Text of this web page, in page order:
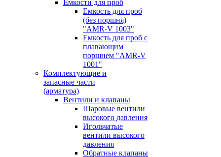
Емкости для проб
Емкость для проб
(без поршня)
"AMR-V 1003"
Емкость для проб с
плавающим
поршнем "AMR-V
1001"
Комплектующие и
запасные части
(арматура)
Вентили и клапаны
Шаровые вентили
высокого давления
Игольчатые
вентили высокого
давления
Обратные клапаны